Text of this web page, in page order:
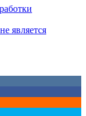
является